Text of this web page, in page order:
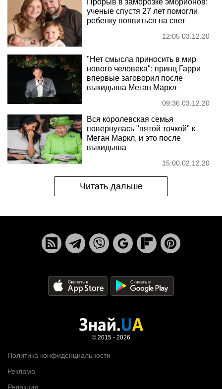
ученые спустя 27 лет помогли
ребенку появиться на свет
12:05 03.12.20
"Нет смысла приносить в мир
нового человека": принц Гарри
впервые заговорил после
выкидыша Меган Маркл
09:36 03.12.20
Вся королевская семья
повернулась "пятой точкой" к
Меган Маркл, и это после
выкидыша
15:00 02.12.20
Читать дальше
Политика конфиденциальности
Реклама
Редакция
© 2015 - 2026